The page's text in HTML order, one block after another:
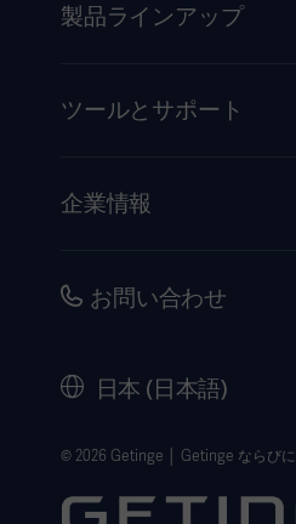
製品ラインアップ
サービス
ツールとサポート
イベント
企業情報
キャリア
ウェブサイト個人情報保護方針
利用規約
お問い合わせ
日本 (日本語)
© 2026 Getinge │ Getinge ならびに